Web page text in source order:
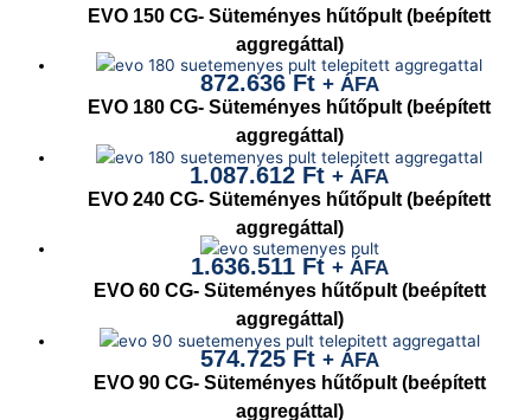
EVO 150 CG- Süteményes hűtőpult (beépített
aggregáttal)
872.636Ft + ÁFA
EVO 180 CG- Süteményes hűtőpult (beépített
aggregáttal)
1.087.612 Ft + ÁFA
EVO 240 CG- Süteményes hűtőpult (beépített
aggregáttal)
1.636.511 Ft + ÁFA
EVO 60 CG- Süteményes hűtőpult (beépített
aggregáttal)
574.725Ft + ÁFA
EVO 90 CG- Süteményes hűtőpult (beépített
aggregáttal)